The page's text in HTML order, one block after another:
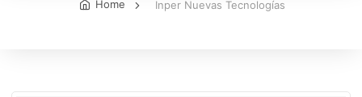
Home Inper Nuevas Tecnologías